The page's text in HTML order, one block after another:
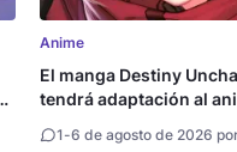
Anime
El manga Destiny
tendrá adaptación al
1-6 de agosto de 2026